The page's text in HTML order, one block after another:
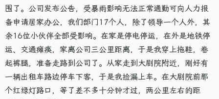
围了。公司发布公告，受暴雨影响无法正常通勤可向人力报
备申请居家办公，我们部门17个人，除了领导一个人外，其
余16位小伙伴全部受影响。在家是停电停运，在外是地铁停
运、交通瘫痪，家离公司三公里距离，于是我穿上拖鞋，卷
起裤腿，准备走路到公司了。从家走到大剧院附近，刚好有
一辆出租车路边停车下客，于是我捡漏上车。在大剧院前那
个红绿灯路口，等了差不多十分钟才过，两公里左右的距